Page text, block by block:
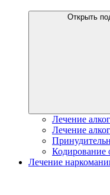
Открыть
Лечение
Лечение
Кодирование
Лечение